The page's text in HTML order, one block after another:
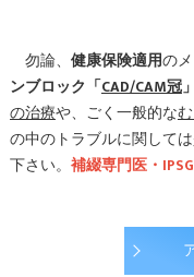
勿論、 健康保険適用の
ンブロック「CAD/CAM冠」
の治療や、ごく一般的な
の中のトラブルに関しては
下さい。 補綴専門医・